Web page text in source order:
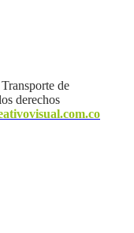
de
derechos